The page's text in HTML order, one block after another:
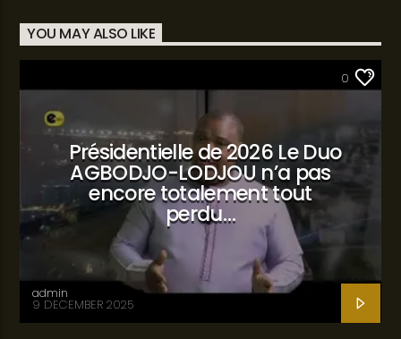
YOU MAY ALSO LIKE
0
Présidentielle de 2026 Le Duo
AGBODJO-LODJOU n’a pas
encore totalement tout
perdu…
admin
9 DECEMBER 2025